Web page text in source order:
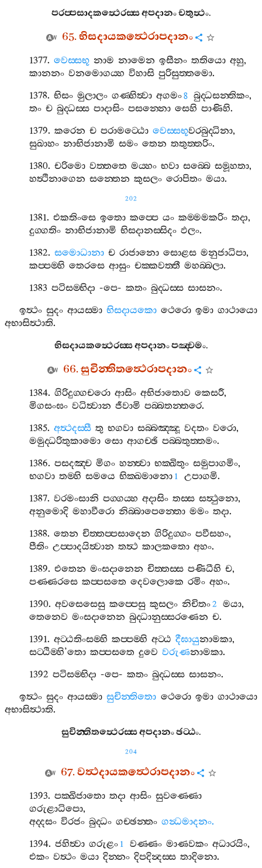
පරප‍්පසාදකත්‍ථෙරස‍්සඅපදානංචතුත්‍ථං.
65.භිසදායකත්‍ථෙරාපදානං
1377.වෙස‍්සභූ නාම නාමෙන ඉසීනං තතියො අහු,
කානනං වනමොගය‍්හ විහාසි පුරිසුත‍්තමො.
1378.භිසං මුලාලං ගණ‍්හිත්‍වා අගමං8 බුද‍්ධසන‍්තිකං,
තං ච බුද‍්ධස‍්ස පාදාසිං පසන‍්නො සෙහි පාණිහි.
1379.කරෙන ච පරාමට‍්ඨො වෙස‍්සභූවරබුද‍්ධිනා,
සුඛාහං නාභිජානාමි සමං තෙන තතුත‍්තරිං.
1380.චරිමො වත‍්තතෙ මය‍්හං භවා සබ‍්බෙ සමූහතා,
හත්‍ථිනාගෙන සන‍්තෙන කුසලං රොපිතං මයා.
202
1381.එකතිංසෙ ඉතො කප‍්පෙ යං කම‍්මමකරිං තදා,
දුග‍්ගතිං නාභිජානාමි භිසදානස‍්සිදං ඵලං.
1382.සමොධානා ච රාජානො සොළස මනුජාධිපා,
කප‍්පම‍්හි තෙරසෙ ආසුං චක‍්කවත‍්තී මහබ‍්බලා.
1383පටිසම‍්භිදා -පෙ-කතං බුද‍්ධස‍්ස සාසනං.
ඉත්‍ථං සුදං ආයස‍්මා භිසදායකො ථෙරො ඉමා ගාථායො
අභාසිත්‍ථාති.
භිසදායකත්‍ථෙරස‍්සඅපදානංපඤ‍්චමං.
66.සුචින‍්තිතත්‍ථෙරාපදානං
1384.ගිරිදුග‍්ගචරො ආසිං අභිජාතොව කෙසරී,
මිගසංඝං වධිත්‍වාන ජීවාමි පබ‍්බතන‍්තරෙ.
1385.අත්‍ථදස‍්සී තු භගවා සබ‍්බඤ‍්ඤූ වදතං වරො,
මමුද‍්ධරිතුකාමො සො ආගච‍්ඡි පබ‍්බතුත‍්තමං.
1386.පසදඤ‍්ච මිගං හන‍්ත්‍වා භක‍්ඛිතුං සමුපාගමිං,
භගවා තම‍්හි සමයෙ භික‍්ඛමානො 1 උපාගමි.
1387.වරමංසානි පග‍්ගය‍්හ අදාසිං තස‍්ස සත්‍ථුනො,
අනුමොදි මහාවීරො නිබ‍්බාපෙන‍්තො මමං තදා.
1388.තෙන චිත‍්තප‍්පසාදෙන ගිරිදුග‍්ගං පවීසහං,
පීතිං උප‍්පාදයිත්‍වාන තත්‍ථ කාලකතො අහං.
1389.එතෙන මංසදානෙන චිත‍්තස‍්ස පණිධීහි ච,
පණ‍්ණරසෙ කප‍්පසතෙ දෙවලොකෙ රමිං අහං.
1390.අවසෙසෙසු කප‍්පෙසු කුසලං නිචිතං2 මයා,
තෙනෙව මංසදානෙන බුද‍්ධානුස‍්සරණෙන ච.
1391.අට‍්ඨතිංසම‍්හි කප‍්පම‍්හි අට‍්ඨ දීඝායුනාමකා,
සට‍්ඨිම‍්හි’තො කප‍්පසතෙ දුවෙ වරුණනාමකා.
1392පටිසම‍්භිදා -පෙ-කතං බුද‍්ධස‍්ස සාසනං.
ඉත්‍ථං සුදං ආයස‍්මා සුචින‍්තිතො ථෙරො ඉමා ගාථායො
අභාසිත්‍ථාති.
සුචින‍්තිතත්‍ථෙරස‍්සඅපදානංඡට‍්ඨං.
204
67.වත්‍ථදායකත්‍ථෙරාපදානං
1393.පක‍්ඛිජාතො තදා ආසිං සුවණ‍්ණො
ගරුළාධිපො,
අද‍්දසං විරජං බුද‍්ධං ගච‍්ඡන‍්තං ගන්‍ධමාදනං.
1394.ජහිත්‍වා ගරුළං 1 වණ‍්ණං මාණවකං අධාරයිං,
එකං වත්‍ථං මයා දින‍්නං දිපදින්‍දස‍්ස තාදිනො.